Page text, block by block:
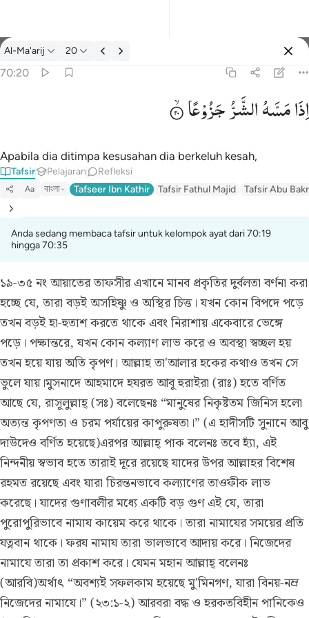
tafsir: Al-Ma'arij 70:20
Al-Ma'arij 20
70:20
اِذَامَسَّهُالشَّرُّجَزُوْعًا
Apabila dia ditimpa kesusahan dia berkeluh kesah,
Tafsir Pelajaran Refleksi
Aa বাংলা Tafseer Ibn Kathir Tafsir Fathul Majid Tafsir Abu
Anda sedang membaca tafsir untuk kelompok ayat dari 70:19
hingga 70:35
১৯-৩৫ নং আয়াতের তাফসীরএখানে মানব প্রকৃতির দুর্বলতা বর্ণনা করা
হচ্ছে যে, তারা বড়ই অসহিষ্ণু ও অস্থির চিত্ত। যখন কোন বিপদে পড়ে
তখন বড়ই হা-হুতাশ করতে থাকে এবং নিরাশায় একেবারে ভেঙ্গে
পড়ে। পক্ষান্তরে, যখন কোন কল্যাণ লাভ করে ও অবস্থা স্বচ্ছল হয়
তখন হয়ে যায় অতি কৃপণ। আল্লাহ তা'আলার হকের কথাও তখন সে
ভুলে যায়।মুসনাদে আহমাদে হযরত আবূ হুরাইরা (রাঃ) হতে বর্ণিত
আছে যে, রাসূলুল্লাহ্ (সঃ) বলেছেনঃ “মানুষের নিকৃষ্টতম জিনিস হলো
অত্যন্ত কৃপণতা ও চরম পর্যায়ের কাপুরুষতা।” (এ হাদীসটি সুনানে আবু
দাউদেও বর্ণিত হয়েছে)এরপর আল্লাহ্ পাক বলেনঃ তবে হ্যাঁ, এই
নিন্দনীয় স্বভাব হতে তারাই দূরে রয়েছে যাদের উপর আল্লাহর বিশেষ
রহমত রয়েছে এবং যারা চিরন্তনভাবে কল্যাণের তাওফীক লাভ
করেছে। যাদের গুণাবলীর মধ্যে একটি বড় গুণ এই যে, তারা
পুরোপুরিভাবে নামায কায়েম করে থাকে। তারা নামাযের সময়ের প্রতি
যত্নবান থাকে। ফরয নামায তারা ভালভাবে আদায় করে। নিজেদের
নামাযে তারা তা প্রকাশ করে। যেমন মহান আল্লাহ্ বলেনঃ
(আরবি)অর্থাৎ “অবশ্যই সফলকাম হয়েছে মু'মিনগণ, যারা বিনয়-নম্র
নিজেদের নামাযে।” (২৩:১-২) আরবরা বদ্ধ ও হরকতবিহীন পানিকেও